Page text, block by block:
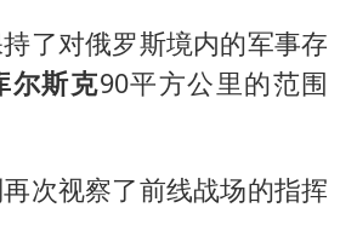
男子杀人后逃进深山21年活得像野人
日韩股市高开跳水 SK海力士下挫转跌
OpenAI为免费用户升级GPT-5.6 Luna
了对俄罗斯境内的军事存
尔斯克90平方公里的范围
次视察了前线战场的指挥